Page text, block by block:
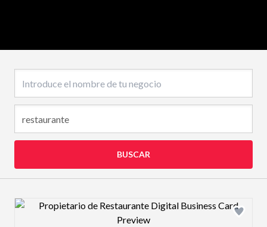
BUSCAR
Design preview image